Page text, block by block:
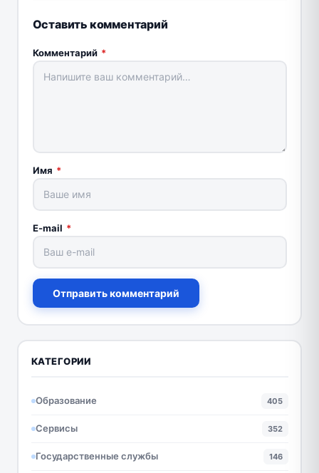
Оставить комментарий
Комментарий *
Имя *
E-mail *
Отправить комментарий
КАТЕГОРИИ
Образование 405
Сервисы 352
Государственные службы 146